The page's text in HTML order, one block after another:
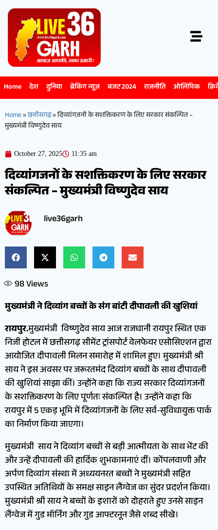
Home देश दुनिया ब्रेकिंग न्यूज़ बजट 2024 राजनीति ओलिंपिक
Home»छत्तीसगढ़»दिव्यांगजनों के सशक्तिकरण के लिए सरकार संकल्पित –
मुख्यमंत्री विष्णुदेव साय
October 27, 2025 11:35 am
दिव्यांगजनों के सशक्तिकरण के लिए सरकार
संकल्पित – मुख्यमंत्री विष्णुदेव साय
live36garh
98Views
मुख्यमंत्री ने दिव्यांग बच्चों के संग बांटी दीपावली की खुशियां
रायपुर.मुख्यमंत्री विष्णुदेव साय आज राजधानी रायपुर स्थित एक
निजी होटल में छत्तीसगढ़ सीमेंट ट्रांसपोर्ट वेलफेयर एसोसिएशन द्वारा
आयोजित दीपावली मिलन समारोह में शामिल हुए। मुख्यमंत्री श्री
साय ने इस अवसर पर जरूरतमंद दिव्यांग बच्चों के साथ दीपावली
की खुशियां साझा कीं। उन्होंने कहा कि राज्य सरकार दिव्यांगजनों
के सशक्तिकरण के लिए पूर्णतः संकल्पित है। उन्होंने कहा कि
रायपुर में 5 एकड़ भूमि में दिव्यांगजनों के लिए सर्व-सुविधायुक्त पार्क
का निर्माण किया जाएगा।
मुख्यमंत्री साय ने दिव्यांग बच्चों से बड़ी आत्मीयता के साथ भेंट की
और उन्हें दीपावली की हार्दिक शुभकामनाएं दीं। कोंपलवाणी और
अर्पण दिव्यांग संस्था में अध्ययनरत बच्चों ने मुख्यमंत्री सहित
उपस्थित अतिथियों के समक्ष साइन लैंग्वेज का सुंदर प्रदर्शन किया।
मुख्यमंत्री श्री साय ने बच्चों के इशारों को दोहराते हुए उनसे साइन
लैंग्वेज में गुड मॉर्निंग और गुड आफ्टरनून जैसे शब्द सीखे।